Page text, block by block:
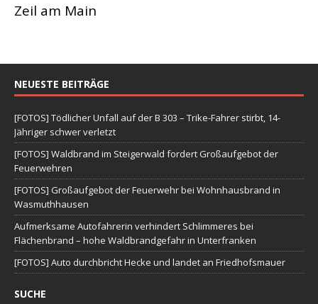
Zeil am Main
NEUESTE BEITRÄGE
[FOTOS] Tödlicher Unfall auf der B 303 – Trike-Fahrer stirbt, 14-
Jähriger schwer verletzt
[FOTOS] Waldbrand im Steigerwald fordert Großaufgebot der
Feuerwehren
[FOTOS] Großaufgebot der Feuerwehr bei Wohnhausbrand in
Wasmuthhausen
Aufmerksame Autofahrerin verhindert Schlimmeres bei
Flächenbrand – hohe Waldbrandgefahr in Unterfranken
[FOTOS] Auto durchbricht Hecke und landet an Friedhofsmauer
SUCHE